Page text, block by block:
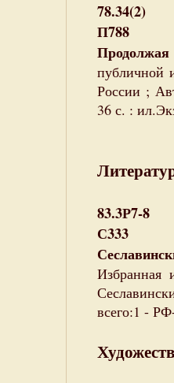
78.34(2)
П788
публичной
России ;
36 с. :
83.3Р7-8
С333
Избранная
всего:1 -